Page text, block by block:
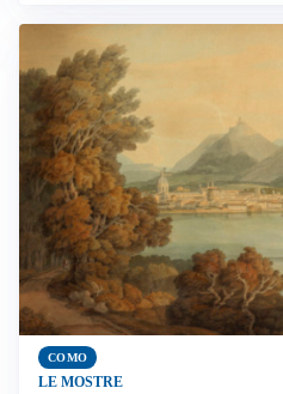
COMO
LE MOSTRE